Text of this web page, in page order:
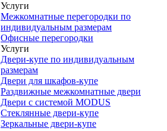
Услуги
Межкомнатные перегородки по
индивидуальным размерам
Офисные перегородки
Услуги
Двери-купе по индивидуальным
размерам
Двери для шкафов-купе
Раздвижные межкомнатные двери
Двери с системой MODUS
Стеклянные двери-купе
Зеркальные двери-купе